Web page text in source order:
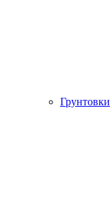
Грунтовки